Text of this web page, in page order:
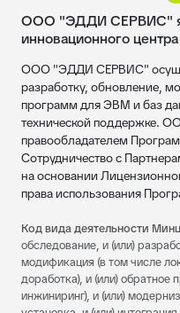
ООО "ЭДДИ СЕРВИС"
инновационного
ООО "ЭДДИ СЕРВИС"
разработку, обновление,
программ для ЭВМ и баз
технической поддержке.
правообладателем
Сотрудничество с
на основании
права использования
Код вида деятельности
обследование, и (или)
модификация (в том числе
доработка), и (или) обратное
инжиниринг), и (или)